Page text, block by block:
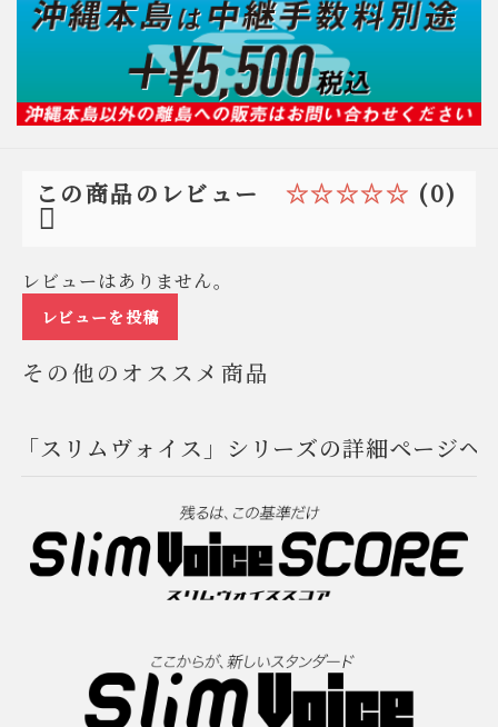
この商品のレビュー ☆☆☆☆☆ (0)
レビューはありません。
レビューを投稿
その他のオススメ商品
「スリムヴォイス」シリーズの詳細ページへ